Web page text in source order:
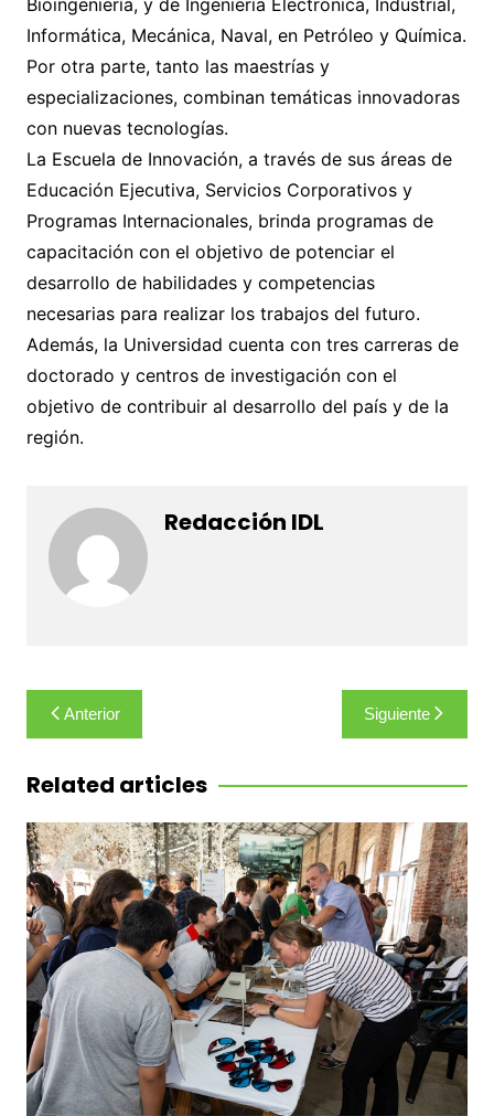
Informática, Mecánica, Naval, en Petróleo y Química.
Por otra parte, tanto las maestrías y
especializaciones, combinan temáticas innovadoras
con nuevas tecnologías.
La Escuela de Innovación, a través de sus áreas de
Educación Ejecutiva, Servicios Corporativos y
Programas Internacionales, brinda programas de
capacitación con el objetivo de potenciar el
desarrollo de habilidades y competencias
necesarias para realizar los trabajos del futuro.
Además, la Universidad cuenta con tres carreras de
doctorado y centros de investigación con el
objetivo de contribuir al desarrollo del país y de la
región.
Redacción IDL
Navegación
de
entradas
Anterior Siguiente
Related articles